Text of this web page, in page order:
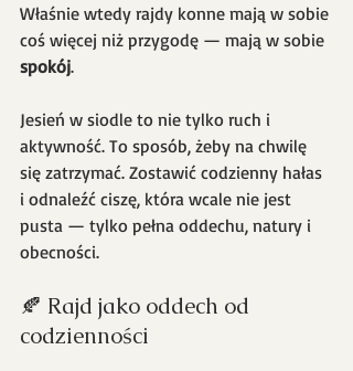
Właśnie wtedy rajdy konne mają w sobie
coś więcej niż przygodę — mają w sobie
spokój.
Jesień w siodle to nie tylko ruch i
aktywność. To sposób, żeby na chwilę
się zatrzymać. Zostawić codzienny hałas
i odnaleźć ciszę, która wcale nie jest
pusta — tylko pełna oddechu, natury i
obecności.
🍂 Rajd jako oddech od
codzienności